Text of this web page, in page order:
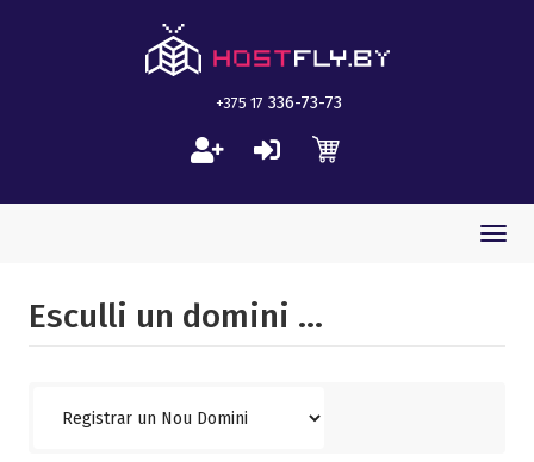
+375 17 336-73-73
Esculli un domini ...